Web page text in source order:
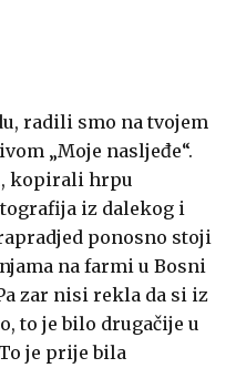
radili smo na tvojem
„Moje nasljeđe“.
kopirali hrpu
iz dalekog i
ponosno stoji
na farmi u Bosni
zar nisi rekla da si iz
to je bilo drugačije u
je prije bila